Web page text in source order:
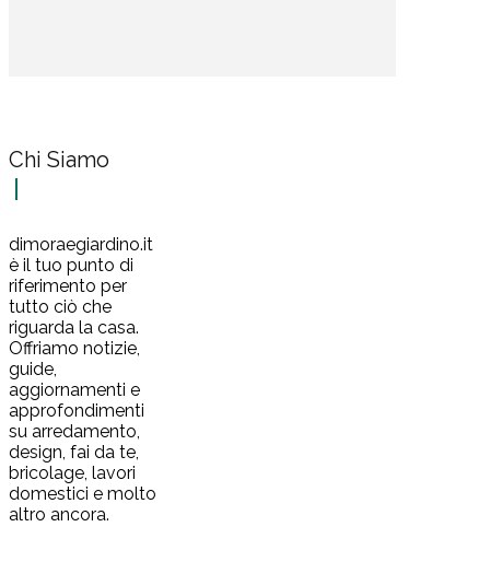
Chi Siamo
dimoraegiardino.it
è il tuo punto di
riferimento per
tutto ciò che
riguarda la casa.
Offriamo notizie,
guide,
aggiornamenti e
approfondimenti
su arredamento,
design, fai da te,
bricolage, lavori
domestici e molto
altro ancora.